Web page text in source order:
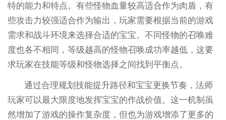
特的能力和特点。有些怪物血量较高适合作为肉盾，有
些攻击力较强适合作为输出，玩家需要根据当前的游戏
需求和战斗环境来选择合适的宝宝。不同怪物的召唤难
度也各不相同，等级越高的怪物召唤成功率越低，这要
求玩家在技能等级和怪物选择之间找到平衡点。
通过合理规划技能提升路径和宝宝更换节奏，法师
玩家可以最大限度地发挥宝宝的作战价值。这一机制虽
然增加了游戏的操作复杂度，但也为游戏增添了更多的